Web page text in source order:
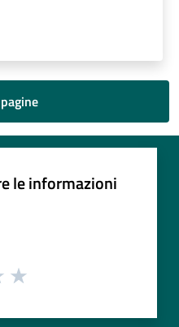
le informazioni